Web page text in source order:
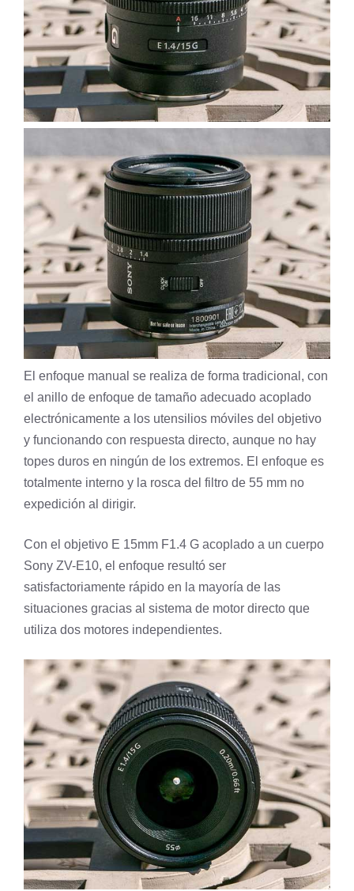
El enfoque manual se realiza de forma tradicional, con
el anillo de enfoque de tamaño adecuado acoplado
electrónicamente a los utensilios móviles del objetivo
y funcionando con respuesta directo, aunque no hay
topes duros en ningún de los extremos. El enfoque es
totalmente interno y la rosca del filtro de 55 mm no
expedición al dirigir.
Con el objetivo E 15mm F1.4 G acoplado a un cuerpo
Sony ZV-E10, el enfoque resultó ser
satisfactoriamente rápido en la mayoría de las
situaciones gracias al sistema de motor directo que
utiliza dos motores independientes.